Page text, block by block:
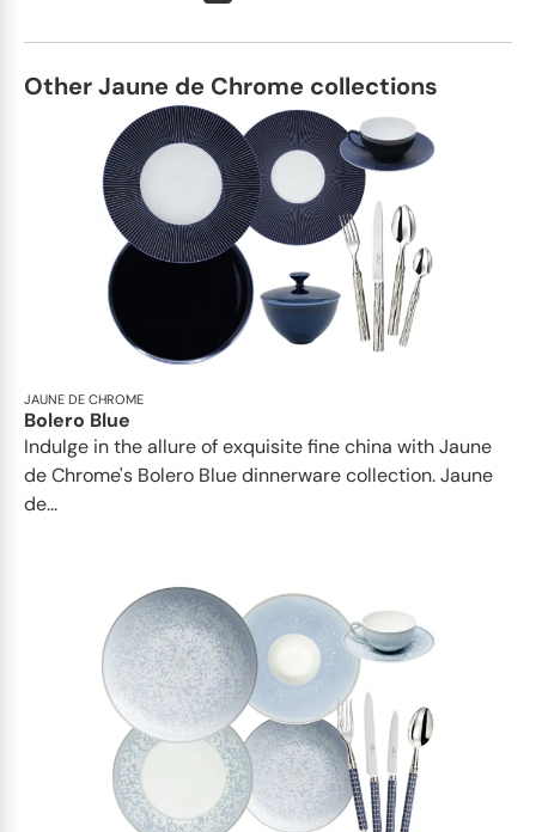
Other Jaune de Chrome collections
JAUNE DE CHROME
Bolero Blue
Indulge in the allure of exquisite fine china with Jaune
de Chrome's Bolero Blue dinnerware collection. Jaune
de...